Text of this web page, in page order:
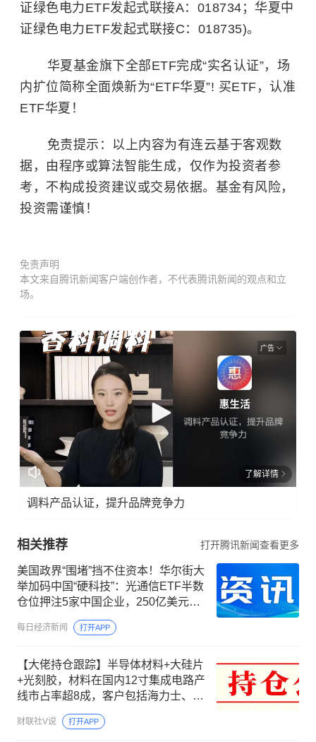
证绿色电力ETF发起式联接A：018734；华夏中
证绿色电力ETF发起式联接C：018735)。
华夏基金旗下全部ETF完成“实名认证”，场
内扩位简称全面焕新为“ETF华夏”! 买ETF，认准
ETF华夏！
免责提示：以上内容为有连云基于客观数
据，由程序或算法智能生成，仅作为投资者参
考，不构成投资建议或交易依据。基金有风险，
投资需谨慎！
免责声明
本文来自腾讯新闻客户端创作者，不代表腾讯新闻的观点和立
场。
广告
了解详情
调料产品认证，提升品牌竞争力
相关推荐 打开腾讯新闻查看更多
美国政界“围堵”挡不住资本！华尔街大
举加码中国“硬科技”：光通信ETF半数
仓位押注5家中国企业，250亿美元明
星ETF重仓长鑫科技
每日经济新闻 打开APP
【大佬持仓跟踪】半导体材料+大硅片
+光刻胶，材料在国内12寸集成电路产
线市占率超8成，客户包括海力士、长
江存储等，这家公司间接参股300mm
大硅片领先企业
财联社V说 打开APP